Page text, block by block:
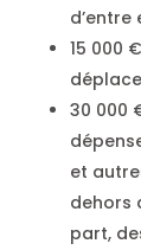
d’entre
15 000
30 000
et
dehors
part,